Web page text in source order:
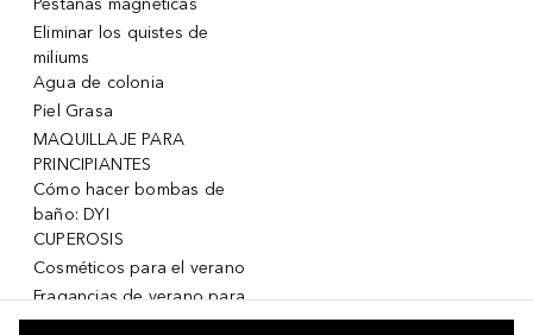
Pestanas magneticas
Eliminar los quistes de
miliums
Agua de colonia
Piel Grasa
MAQUILLAJE PARA
PRINCIPIANTES
Cómo hacer bombas de
baño: DYI
CUPEROSIS
Cosméticos para el verano
Fragancias de verano para
mujeres